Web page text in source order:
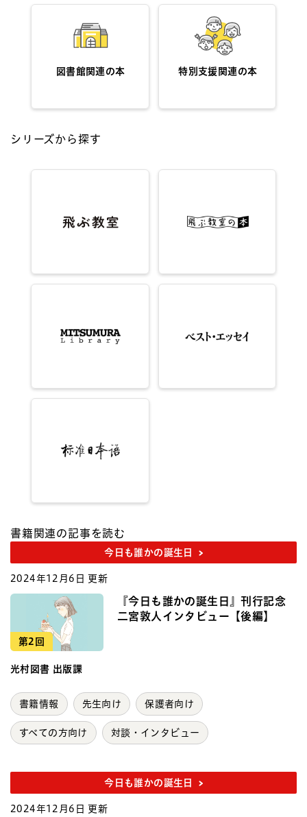
図書館関連の本 特別支援関連の本
シリーズから探す
書籍関連の記事を読む
今日も誰かの誕生日
2024年12月6日 更新
第2回
『今日も誰かの誕生日』刊行記念
二宮敦人インタビュー【後編】
光村図書 出版課
書籍情報 先生向け 保護者向け
すべての方向け 対談・インタビュー
今日も誰かの誕生日
2024年12月6日 更新